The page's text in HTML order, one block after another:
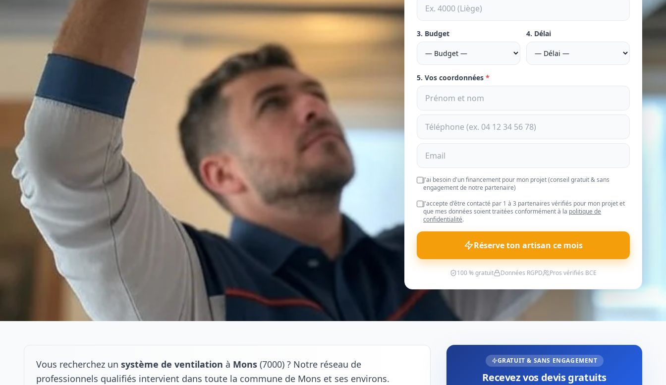
3. Budget 4. Délai
5. Vos coordonnées *
J'ai besoin d'un financement pour mon projet (conseil gratuit & sans
engagement de notre partenaire)
J'accepte d'être contacté par 1 à 3 partenaires vérifiés pour mon projet et
que mes données soient traitées conformément à la politique de
confidentialité.
Réserve ton artisan ce mois
100 % gratuit Données RGPD Pros vérifiés BCE
Vous recherchez un système de ventilation à Mons (7000) ? Notre réseau de
professionnels qualifiés intervient dans toute la commune de Mons et ses environs.
GRATUIT & SANS ENGAGEMENT
Recevez vos devis gratuits